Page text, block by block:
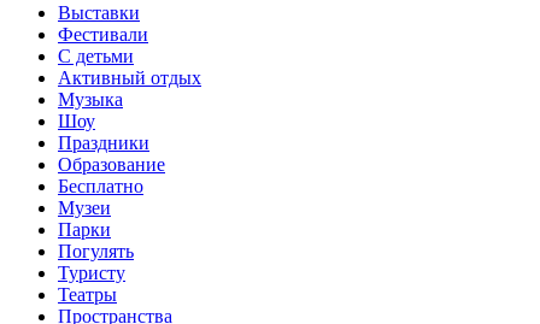
Выставки
Фестивали
С детьми
Активный отдых
Музыка
Шоу
Праздники
Образование
Бесплатно
Музеи
Парки
Погулять
Туристу
Театры
Пространства